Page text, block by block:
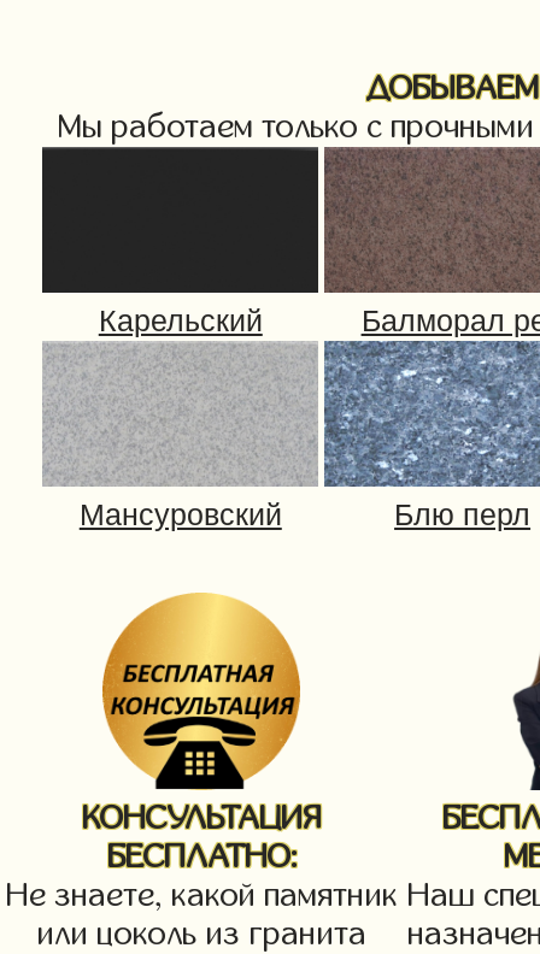
Мы работаем только с
КОНСУЛЬТАЦИЯ
БЕСПЛАТНО:
Не знаете, какой памятник
или цоколь из гранита
Наш